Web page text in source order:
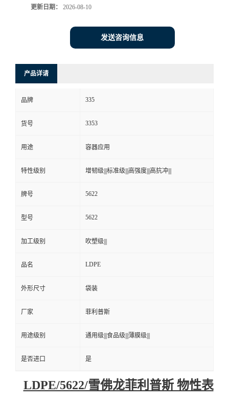
更新日期： 2026-08-10
发送咨询信息
产品详请
品牌 335
货号 3353
用途 容器应用
特性级别 增韧级|||标准级|||高强度|||高抗冲|||
牌号 5622
型号 5622
加工级别 吹塑级|||
品名 LDPE
外形尺寸 袋装
厂家 菲利普斯
用途级别 通用级|||食品级|||薄膜级|||
是否进口 是
LDPE/5622/雪佛龙菲利普斯 物性表